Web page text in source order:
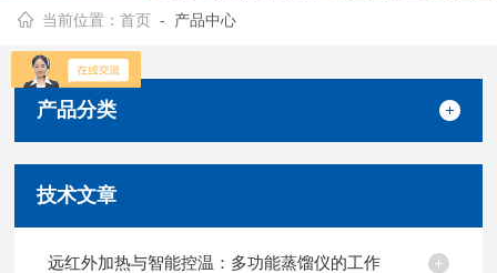
当前位置：首页 - 产品中心
产品分类
技术文章
远红外加热与智能控温：多功能蒸馏仪的工作